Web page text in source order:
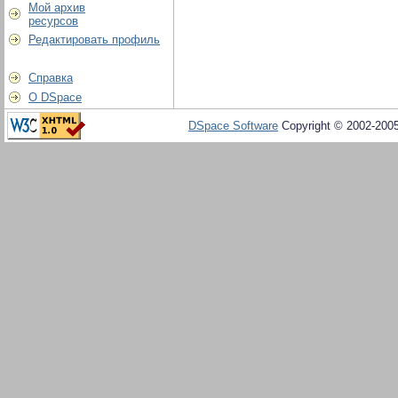
Мой архив
ресурсов
Редактировать профиль
Справка
О DSpace
DSpace Software Copyright © 2002-